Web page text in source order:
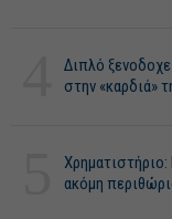
Διπλό
στην «καρδιά»
ακόμη